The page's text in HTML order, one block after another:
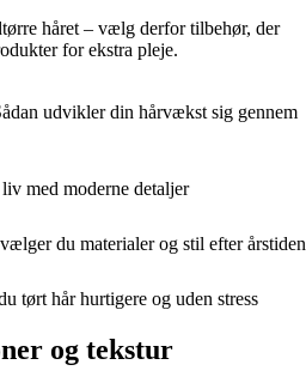
håret – vælg derfor tilbehør, der
for ekstra pleje.
udvikler din hårvækst sig gennem
med moderne detaljer
du materialer og stil efter årstiden
tørt hår hurtigere og uden stress
og tekstur